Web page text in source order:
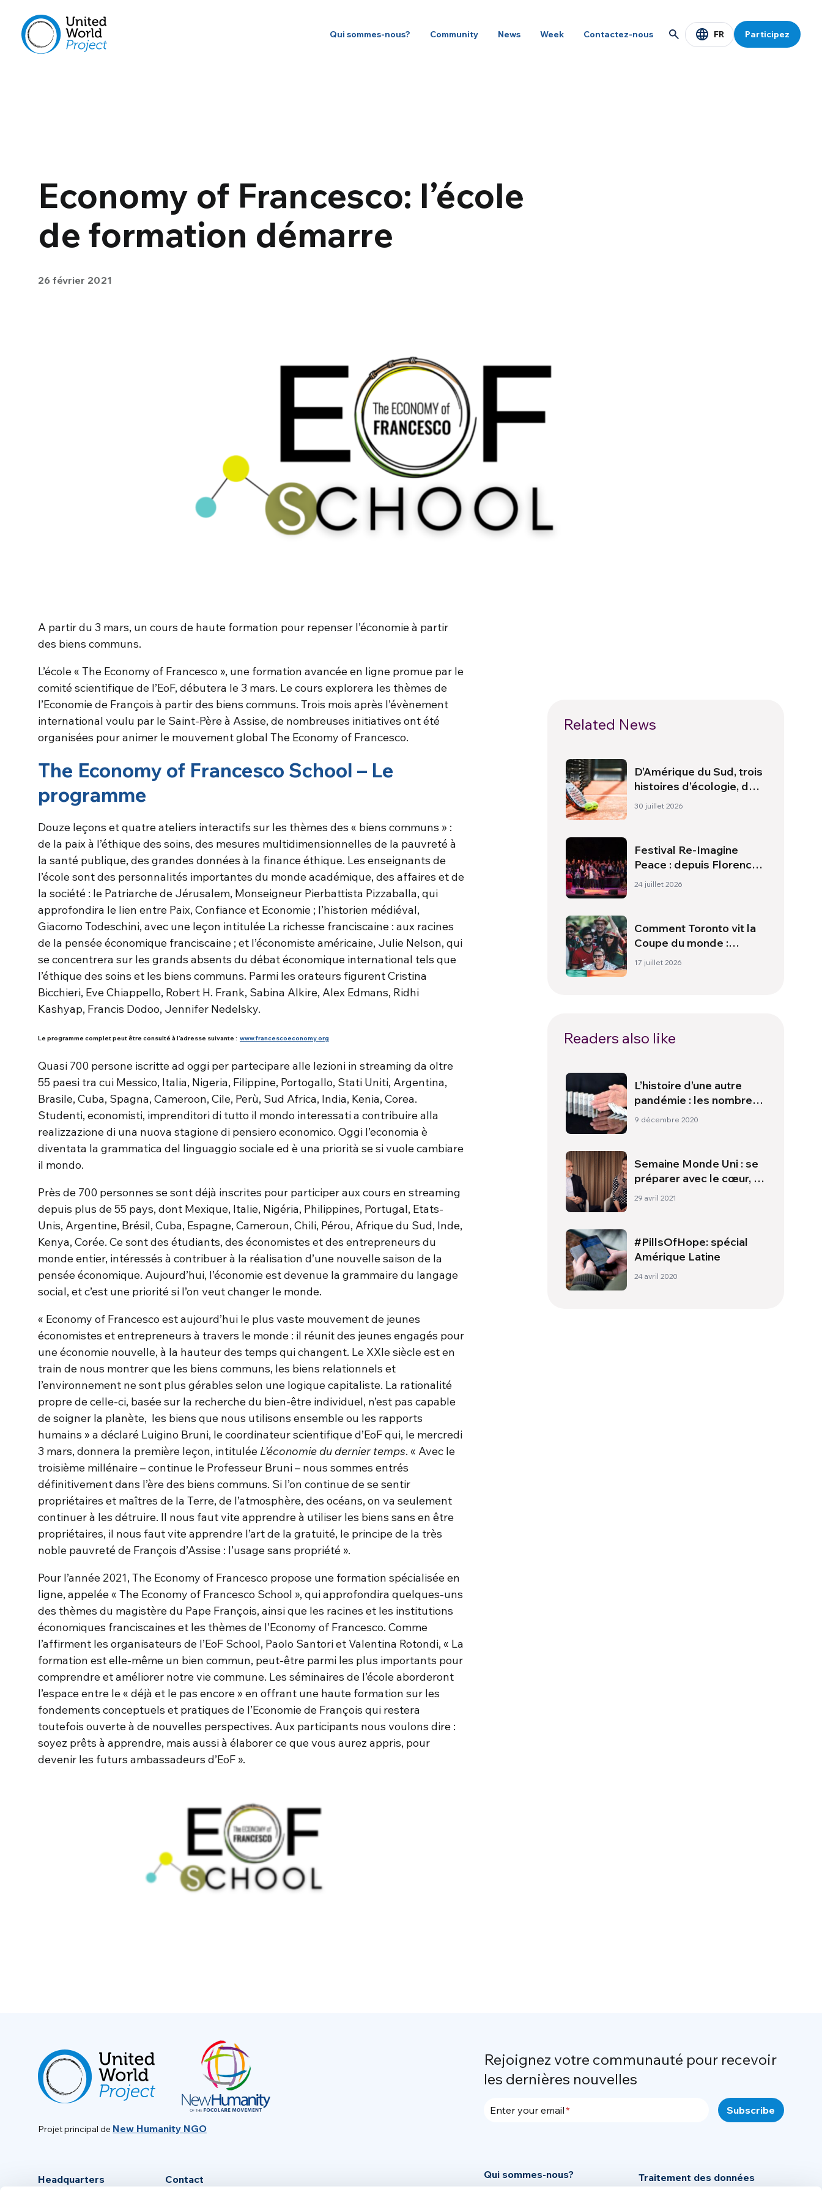
Qui sommes-nous? Community News Week Contactez-nous FR Participez
Economy of Francesco: l’école
de formation démarre
26 février 2021
A partir du 3 mars, un cours de haute formation pour repenser l’économie à partir
des biens communs.
L’école « The Economy of Francesco », une formation avancée en ligne promue par le
comité scientifique de l’EoF, débutera le 3 mars. Le cours explorera les thèmes de
l’Economie de François à partir des biens communs. Trois mois après l’évènement
international voulu par le Saint-Père à Assise, de nombreuses initiatives ont été
organisées pour animer le mouvement global The Economy of Francesco.
The Economy of Francesco School – Le
programme
Douze leçons et quatre ateliers interactifs sur les thèmes des « biens communs » :
de la paix à l’éthique des soins, des mesures multidimensionnelles de la pauvreté à
la santé publique, des grandes données à la finance éthique. Les enseignants de
l’école sont des personnalités importantes du monde académique, des affaires et de
la société : le Patriarche de Jérusalem, Monseigneur Pierbattista Pizzaballa, qui
approfondira le lien entre Paix, Confiance et Economie ; l’historien médiéval,
Giacomo Todeschini, avec une leçon intitulée La richesse franciscaine : aux racines
de la pensée économique franciscaine ; et l’économiste américaine, Julie Nelson, qui
se concentrera sur les grands absents du débat économique international tels que
l’éthique des soins et les biens communs. Parmi les orateurs figurent Cristina
Bicchieri, Eve Chiappello, Robert H. Frank, Sabina Alkire, Alex Edmans, Ridhi
Kashyap, Francis Dodoo, Jennifer Nedelsky.
Le programme complet peut être consulté à l’adresse suivante : www.francescoeconomy.org
Quasi 700 persone iscritte ad oggi per partecipare alle lezioni in streaming da oltre
55 paesi tra cui Messico, Italia, Nigeria, Filippine, Portogallo, Stati Uniti, Argentina,
Brasile, Cuba, Spagna, Cameroon, Cile, Perù, Sud Africa, India, Kenia, Corea.
Studenti, economisti, imprenditori di tutto il mondo interessati a contribuire alla
realizzazione di una nuova stagione di pensiero economico. Oggi l’economia è
diventata la grammatica del linguaggio sociale ed è una priorità se si vuole cambiare
il mondo.
Près de 700 personnes se sont déjà inscrites pour participer aux cours en streaming
depuis plus de 55 pays, dont Mexique, Italie, Nigéria, Philippines, Portugal, Etats-
Unis, Argentine, Brésil, Cuba, Espagne, Cameroun, Chili, Pérou, Afrique du Sud, Inde,
Kenya, Corée. Ce sont des étudiants, des économistes et des entrepreneurs du
monde entier, intéressés à contribuer à la réalisation d’une nouvelle saison de la
pensée économique. Aujourd’hui, l’économie est devenue la grammaire du langage
social, et c’est une priorité si l’on veut changer le monde.
« Economy of Francesco est aujourd’hui le plus vaste mouvement de jeunes
économistes et entrepreneurs à travers le monde : il réunit des jeunes engagés pour
une économie nouvelle, à la hauteur des temps qui changent. Le XXIe siècle est en
train de nous montrer que les biens communs, les biens relationnels et
l’environnement ne sont plus gérables selon une logique capitaliste. La rationalité
propre de celle-ci, basée sur la recherche du bien-être individuel, n’est pas capable
de soigner la planète, les biens que nous utilisons ensemble ou les rapports
humains » a déclaré Luigino Bruni, le coordinateur scientifique d’EoF qui, le mercredi
3 mars, donnera la première leçon, intitulée L’économie du dernier temps. « Avec le
troisième millénaire – continue le Professeur Bruni – nous sommes entrés
définitivement dans l’ère des biens communs. Si l’on continue de se sentir
propriétaires et maîtres de la Terre, de l’atmosphère, des océans, on va seulement
continuer à les détruire. Il nous faut vite apprendre à utiliser les biens sans en être
propriétaires, il nous faut vite apprendre l’art de la gratuité, le principe de la très
noble pauvreté de François d’Assise : l’usage sans propriété ».
Pour l’année 2021, The Economy of Francesco propose une formation spécialisée en
ligne, appelée « The Economy of Francesco School », qui approfondira quelques-uns
des thèmes du magistère du Pape François, ainsi que les racines et les institutions
économiques franciscaines et les thèmes de l’Economy of Francesco. Comme
l’affirment les organisateurs de l’EoF School, Paolo Santori et Valentina Rotondi, « La
formation est elle-même un bien commun, peut-être parmi les plus importants pour
comprendre et améliorer notre vie commune. Les séminaires de l’école aborderont
l’espace entre le « déjà et le pas encore » en offrant une haute formation sur les
fondements conceptuels et pratiques de l’Economie de François qui restera
toutefois ouverte à de nouvelles perspectives. Aux participants nous voulons dire :
soyez prêts à apprendre, mais aussi à élaborer ce que vous aurez appris, pour
devenir les futurs ambassadeurs d’EoF ».
Related News
D’Amérique du Sud, trois
histoires d’écologie, de
sport et de santé
30 juillet 2026
Festival Re-Imagine
Peace : depuis Florence,
un hymne à la paix
24 juillet 2026
Comment Toronto vit la
Coupe du monde :
culture, identité et
17 juillet 2026
Readers also like
L’histoire d’une autre
pandémie : les nombreux
«visages» de la
9 décembre 2020
Semaine Monde Uni : se
préparer avec le cœur, la
tête et les mains
29 avril 2021
#PillsOfHope: spécial
Amérique Latine
24 avril 2020
Projet principal de New Humanity NGO
Rejoignez votre communauté pour recevoir
les dernières nouvelles
Enter your email
Headquarters Contact
Qui sommes-nous?
Traitement des données